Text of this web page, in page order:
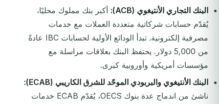
البنك التجاري الأنتيغوي (ACB):
أكبر بنك مملوك محليًا،
يُقدّم حسابات شركاتية متعددة العملات مع خدمات
مصرفية إلكترونية. تبدأ الودائع الأولية لحسابات IBC عادةً
من 5,000 دولار. يحتفظ البنك بعلاقات مراسلة مع
مؤسسات أمريكية وأوروبية كبرى.
البنك الأنتيغوي والبربودي الموحّد للشرق الكاريبي (ECAB):
ناشئ من اندماج عدة بنوك OECS، يُقدّم ECAB خدمات